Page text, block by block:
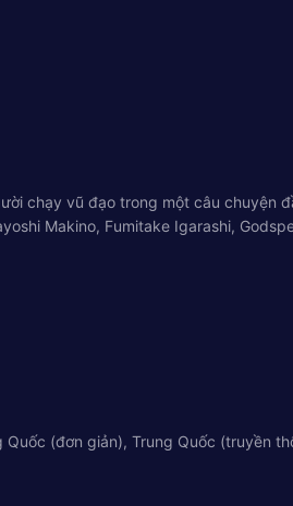
chạy vũ đạo trong một câu chuyện
Makino, Fumitake Igarashi,
(đơn giản), Trung Quốc (truyền